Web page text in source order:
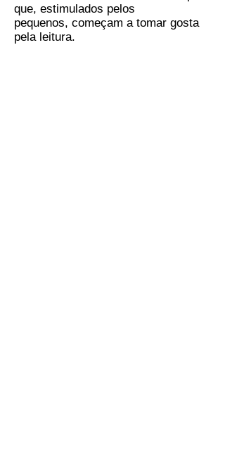
que, estimulados pelos
pequenos, começam a tomar gosta
pela leitura.